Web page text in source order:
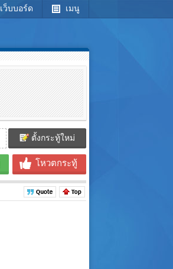
เว็บบอร์ด เมนู
ตั้งกระทู้ใหม่
โหวตกระทู้